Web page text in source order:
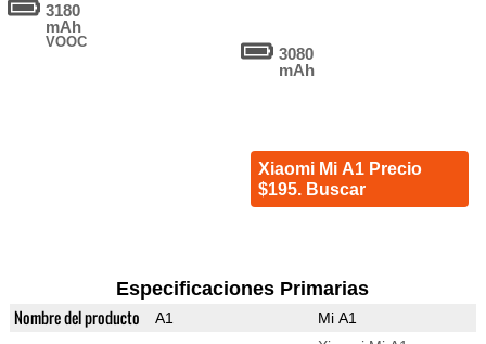
3180
mAh
VOOC
3080
mAh
Xiaomi Mi A1 Precio
$195. Buscar
Especificaciones Primarias
Nombre del producto A1 Mi A1